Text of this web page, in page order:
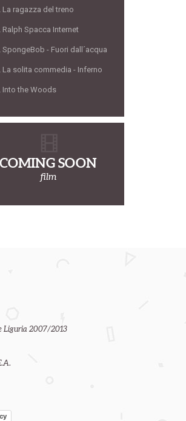
La ragazza del treno
Ralph Spacca Internet
SpongeBob - Fuori dall´acqua
La solita commedia - Inferno
Into the Woods
COMING SOON
film
Liguria 2007/2013